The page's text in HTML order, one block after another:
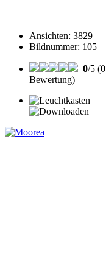
Ansichten: 3829
Bildnummer: 105
0/5 (0
Bewertung)